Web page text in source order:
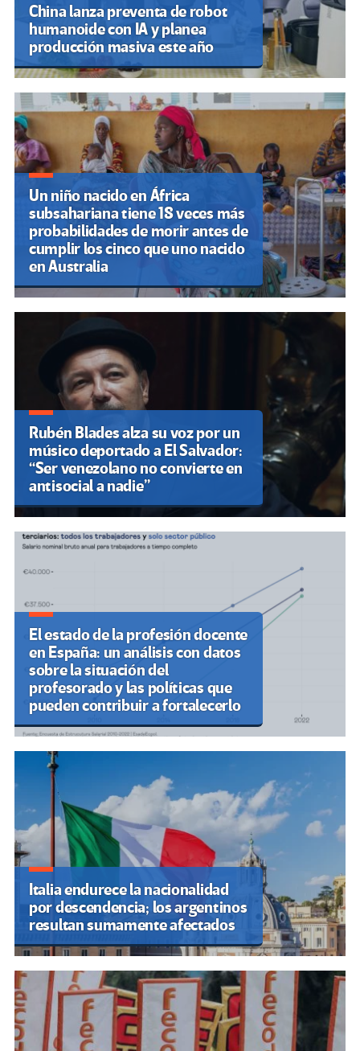
China lanza preventa de robot
humanoide con IA y planea
producción masiva este año
Un niño nacido en África
subsahariana tiene 18 veces más
probabilidades de morir antes de
cumplir los cinco que uno nacido
en Australia
Rubén Blades alza su voz por un
músico deportado a El Salvador:
“Ser venezolano no convierte en
antisocial a nadie”
El estado de la profesión docente
en España: un análisis con datos
sobre la situación del
profesorado y las políticas que
pueden contribuir a fortalecerlo
Italia endurece la nacionalidad
por descendencia; los argentinos
resultan sumamente afectados